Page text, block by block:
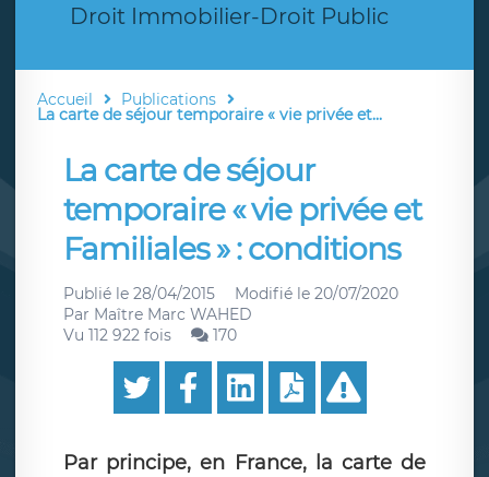
Droit Immobilier-Droit Public
Accueil Publications
La carte de séjour temporaire « vie privée et...
La carte de séjour
temporaire « vie privée et
Familiales » : conditions
Publié le 28/04/2015 Modifié le 20/07/2020
Par Maître Marc WAHED
Vu 112 922 fois
170
Par principe, en France, la carte de